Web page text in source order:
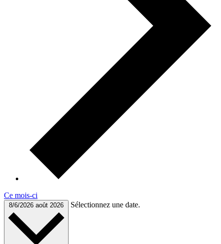
Ce mois-ci
8/6/2026 août 2026 Sélectionnez une date.